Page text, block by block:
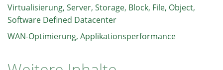
Virtualisierung, Server, Storage, Block, File, Object,
Software Defined Datacenter
WAN-Optimierung, Applikationsperformance